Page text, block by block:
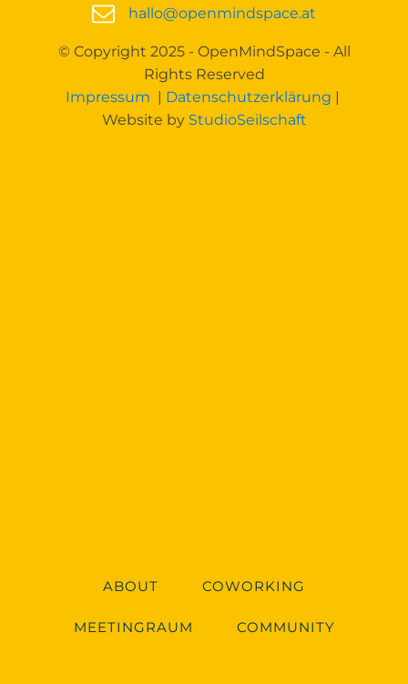
hallo@openmindspace.at
© Copyright 2025 - OpenMindSpace - All
Rights Reserved
Impressum | Datenschutzerklärung |
Website by StudioSeilschaft
ABOUT COWORKING
MEETINGRAUM COMMUNITY